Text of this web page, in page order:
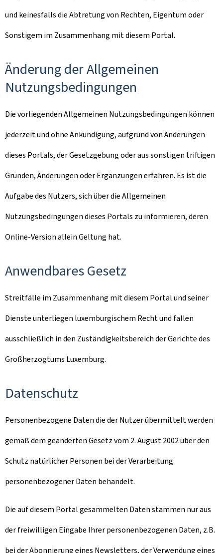
und keinesfalls die Abtretung von Rechten, Eigentum oder
Sonstigem im Zusammenhang mit diesem Portal.
Änderung der Allgemeinen
Nutzungsbedingungen
Die vorliegenden Allgemeinen Nutzungsbedingungen können
jederzeit und ohne Ankündigung, aufgrund von Änderungen
dieses Portals, der Gesetzgebung oder aus sonstigen triftigen
Gründen, Änderungen oder Ergänzungen erfahren. Es ist die
Aufgabe des Nutzers, sich über die Allgemeinen
Nutzungsbedingungen dieses Portals zu informieren, deren
Online-Version allein Geltung hat.
Anwendbares Gesetz
Streitfälle im Zusammenhang mit diesem Portal und seiner
Dienste unterliegen luxemburgischem Recht und fallen
ausschließlich in den Zuständigkeitsbereich der Gerichte des
Großherzogtums Luxemburg.
Datenschutz
Personenbezogene Daten die der Nutzer übermittelt werden
gemäß dem geänderten Gesetz vom 2. August 2002 über den
Schutz natürlicher Personen bei der Verarbeitung
personenbezogener Daten behandelt.
Die auf diesem Portal gesammelten Daten stammen nur aus
der freiwilligen Eingabe Ihrer personenbezogenen Daten, z.B.
bei der Abonnierung eines Newsletters, der Verwendung eines